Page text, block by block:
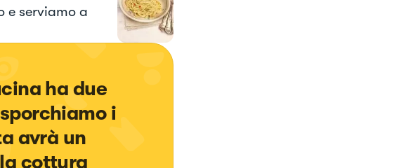
e serviamo a
ha due
i
avrà un
cottura